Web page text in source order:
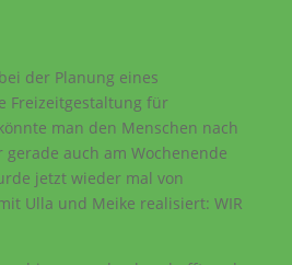
der Planung eines
Freizeitgestaltung für
man den Menschen nach
auch am Wochenende
jetzt wieder mal von
Ulla und Meike realisiert: WIR